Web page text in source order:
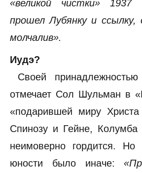
«великой чистки»
прошел Лубянку и
молчалив».
Иудэ?
Своей
отмечает Сол Шульман в
«подарившей миру
Спинозу и Гейне,
неимоверно гордится.
юности было иначе: